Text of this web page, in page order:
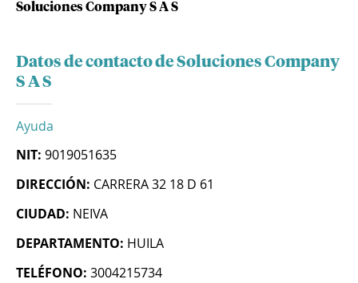
Soluciones Company S A S
Datos de contacto de Soluciones Company
S A S
Ayuda
NIT: 9019051635
DIRECCIÓN: CARRERA 32 18 D 61
CIUDAD: NEIVA
DEPARTAMENTO: HUILA
TELÉFONO: 3004215734